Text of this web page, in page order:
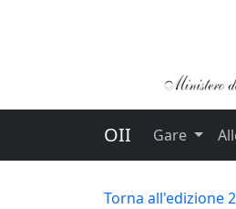
OII Gare
Torna all'edizione